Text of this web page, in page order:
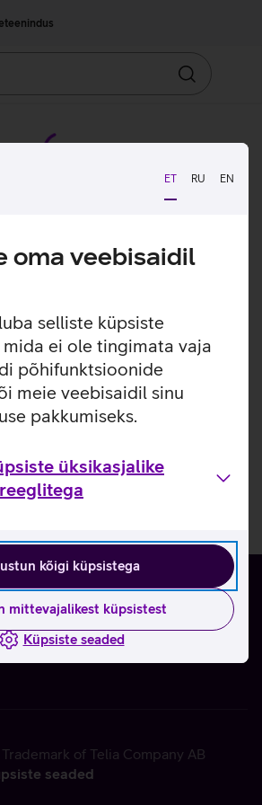
ET RU EN
oma veebisaidil
selliste küpsiste
mida ei ole tingimata vaja
põhifunktsioonide
meie veebisaidil sinu
pakkumiseks.
üksikasjalike
kõigi küpsistega
mittevajalikest küpsistest
Küpsiste seaded
Otsin
of Telia Company AB
seaded